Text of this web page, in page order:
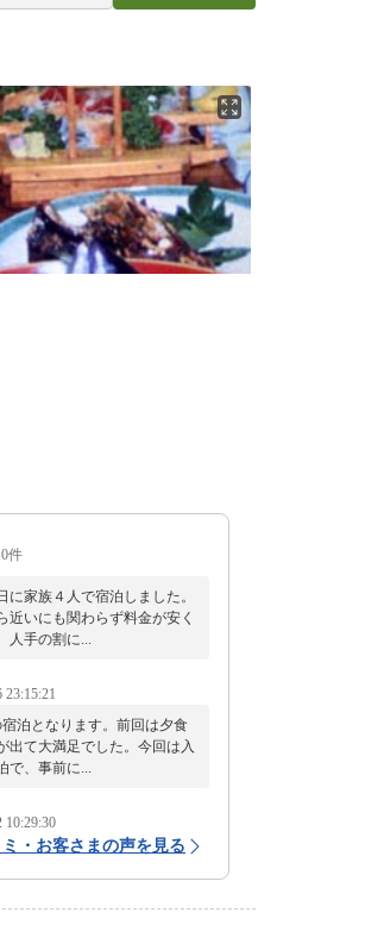
件
に家族４人で宿泊しました。
近いにも関わらず料金が安く
人手の割に...
23:15:21
泊となります。前回は夕食
出て大満足でした。今回は入
で、事前に...
10:29:30
・お客さまの声を見る